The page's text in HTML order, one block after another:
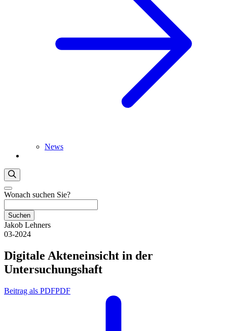
News
Wonach suchen Sie?
Suchen
Jakob Lehners
03-2024
Digitale Akteneinsicht in der
Untersuchungshaft
Beitrag als PDFPDF